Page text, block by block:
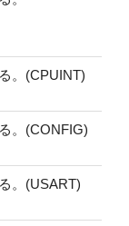
。(CPUINT)
。(CONFIG)
。(USART)